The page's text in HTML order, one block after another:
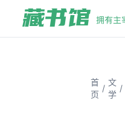
首
页
/
文
学
/